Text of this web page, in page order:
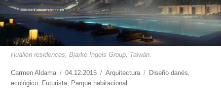
Hualien residences, Bjarke Ingels Group, Taiwán.
https://www.experimenta.es/author/carmen-
aldama/
Carmen Aldama
Publicado
el
04.12.2015 Categorías
Arquitectura Etiquetas
Diseño danés
ecológico
Futurista Parque habitacional